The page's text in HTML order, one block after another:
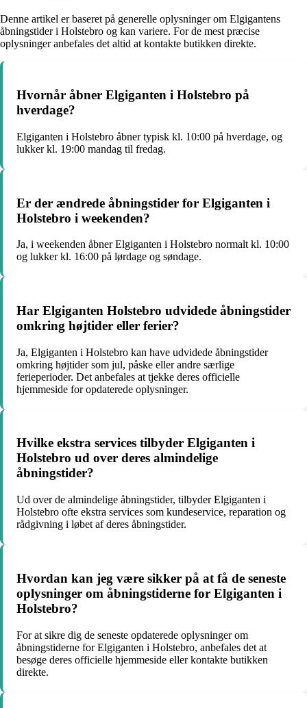
Denne artikel er baseret på generelle oplysninger om Elgigantens
åbningstider i Holstebro og kan variere. For de mest præcise
oplysninger anbefales det altid at kontakte butikken direkte.
Hvornår åbner Elgiganten i Holstebro på
hverdage?
Elgiganten i Holstebro åbner typisk kl. 10:00 på hverdage, og
lukker kl. 19:00 mandag til fredag.
Er der ændrede åbningstider for Elgiganten i
Holstebro i weekenden?
Ja, i weekenden åbner Elgiganten i Holstebro normalt kl. 10:00
og lukker kl. 16:00 på lørdage og søndage.
Har Elgiganten Holstebro udvidede åbningstider
omkring højtider eller ferier?
Ja, Elgiganten i Holstebro kan have udvidede åbningstider
omkring højtider som jul, påske eller andre særlige
ferieperioder. Det anbefales at tjekke deres officielle
hjemmeside for opdaterede oplysninger.
Hvilke ekstra services tilbyder Elgiganten i
Holstebro ud over deres almindelige
åbningstider?
Ud over de almindelige åbningstider, tilbyder Elgiganten i
Holstebro ofte ekstra services som kundeservice, reparation og
rådgivning i løbet af deres åbningstider.
Hvordan kan jeg være sikker på at få de seneste
oplysninger om åbningstiderne for Elgiganten i
Holstebro?
For at sikre dig de seneste opdaterede oplysninger om
åbningstiderne for Elgiganten i Holstebro, anbefales det at
besøge deres officielle hjemmeside eller kontakte butikken
direkte.